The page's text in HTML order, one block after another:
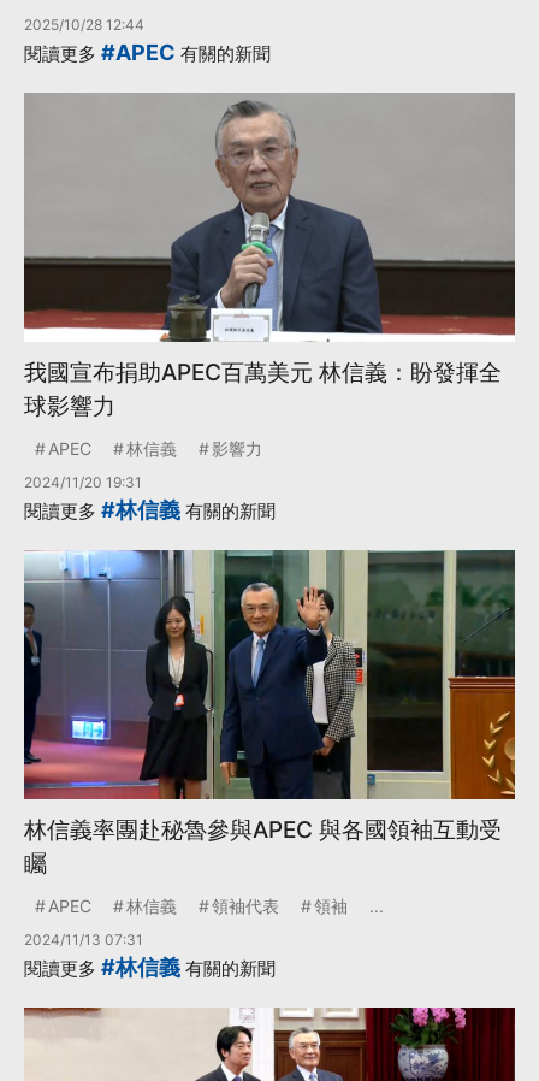
2025/10/28 12:44
閱讀更多 #APEC 有關的新聞
我國宣布捐助APEC百萬美元 林信義：盼發揮全
球影響力
APEC 林信義 影響力
2024/11/20 19:31
閱讀更多 #林信義 有關的新聞
林信義率團赴秘魯參與APEC 與各國領袖互動受
矚
APEC 林信義 領袖代表 領袖 ...
2024/11/13 07:31
閱讀更多 #林信義 有關的新聞